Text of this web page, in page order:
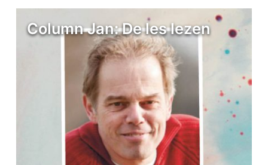
Column Jan: De les lezen